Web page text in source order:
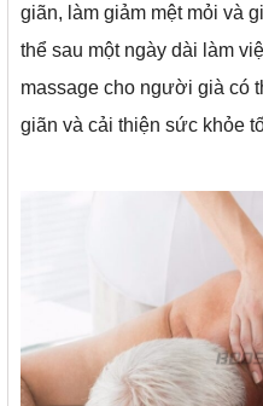
giãn, làm giảm mệt mỏi và
thể sau một ngày dài làm
massage cho người già có
giãn và cải thiện sức khỏe